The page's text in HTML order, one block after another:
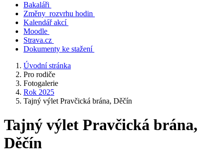
Bakaláři
Změny rozvrhu hodin
Kalendář akcí
Moodle
Strava.cz
Dokumenty ke stažení
Úvodní stránka
Pro rodiče
Fotogalerie
Rok 2025
Tajný výlet Pravčická brána, Děčín
Tajný výlet Pravčická brána,
Děčín